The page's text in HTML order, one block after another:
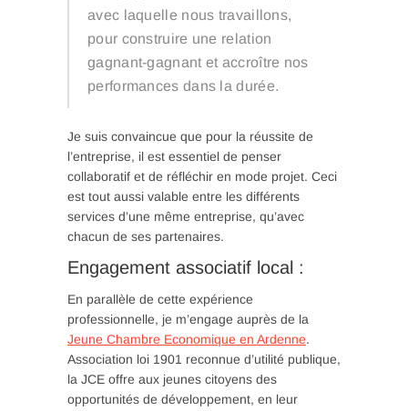
avec laquelle nous travaillons,
pour construire une relation
gagnant-gagnant et accroître nos
performances dans la durée.
Je suis convaincue que pour la réussite de
l’entreprise, il est essentiel de penser
collaboratif et de réfléchir en mode projet. Ceci
est tout aussi valable entre les différents
services d’une même entreprise, qu’avec
chacun de ses partenaires.
Engagement associatif local :
En parallèle de cette expérience
professionnelle, je m’engage auprès de la
Jeune Chambre Economique en Ardenne.
Association loi 1901 reconnue d’utilité publique,
la JCE offre aux jeunes citoyens des
opportunités de développement, en leur